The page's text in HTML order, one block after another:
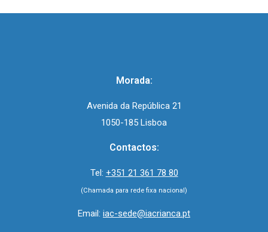
Morada:
Avenida da República 21
1050-185 Lisboa
Contactos:
Tel: +351 21 361 78 80
(Chamada para rede fixa nacional)
Email: iac-sede@iacrianca.pt